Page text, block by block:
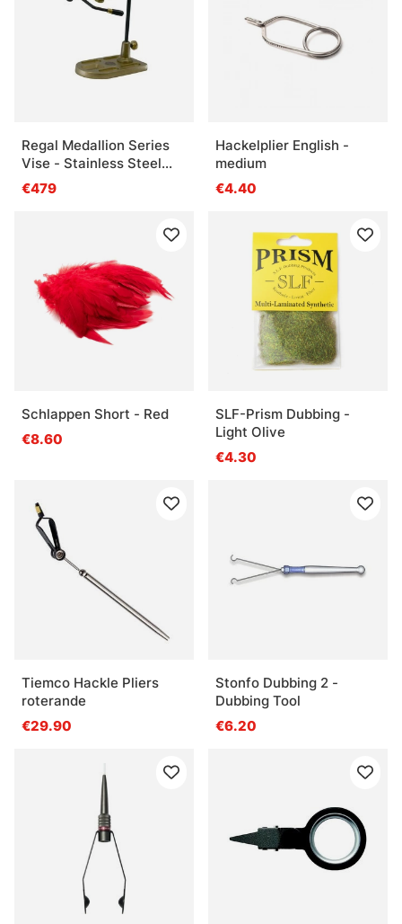
Questions fréquentes sur la fabrication de
Qu’est-ce qu’un étau de montage ?
monter des mouches ?
Quand faut-il choisir des hameçons spécifiques
pour le montage ?
Regal Medallion Series
Vise - Stainless Steel
Jaws/Bronze Pocket
Base
€479
Hackelplier English -
medium
€4.40
Schlappen Short - Red
€8.60
SLF-Prism Dubbing -
Light Olive
€4.30
Tiemco Hackle Pliers
roterande
€29.90
Stonfo Dubbing 2 -
Dubbing Tool
€6.20